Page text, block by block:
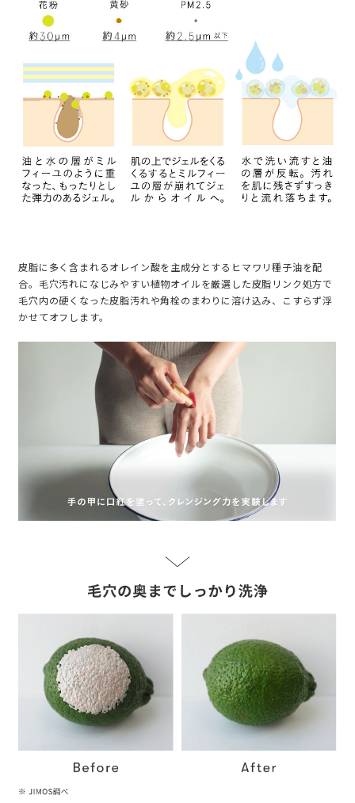
皮脂に多く含まれるオレイン酸を主成分とするヒマワリ種子油を配
合。毛穴汚れになじみやすい植物オイルを厳選した皮脂リンク処方で
毛穴内の硬くなった皮脂汚れや角栓のまわりに溶け込み、こすらず浮
かせてオフします。